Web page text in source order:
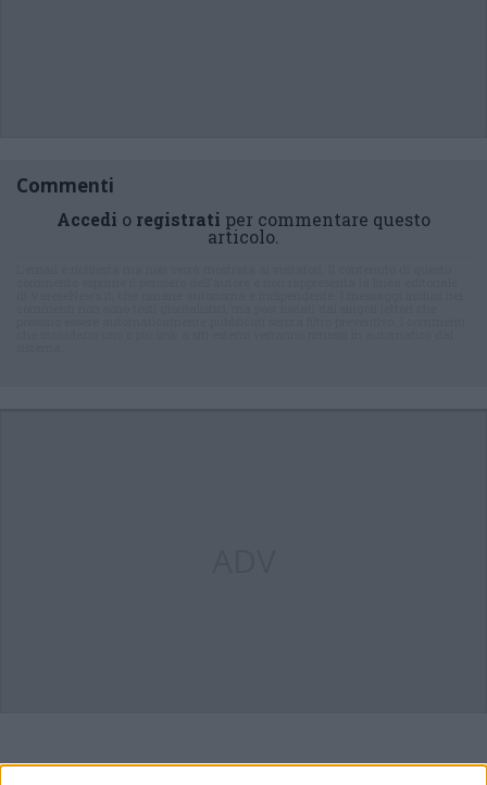
Commenti
Accedi o registrati per commentare questo
articolo.